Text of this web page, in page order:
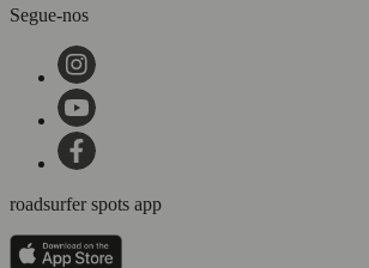
Segue-nos
roadsurfer spots app